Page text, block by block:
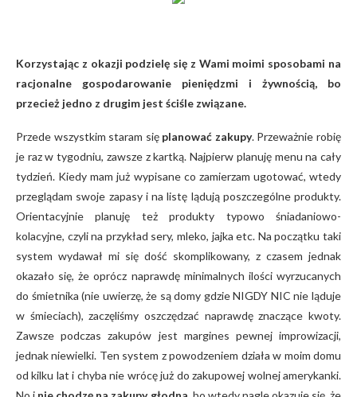
Korzystając z okazji podzielę się z Wami moimi sposobami na
racjonalne gospodarowanie pieniędzmi i żywnością, bo
przecież jedno z drugim jest ściśle związane.
Przede wszystkim staram się planować zakupy. Przeważnie robię
je raz w tygodniu, zawsze z kartką. Najpierw planuję menu na cały
tydzień. Kiedy mam już wypisane co zamierzam ugotować, wtedy
przeglądam swoje zapasy i na listę lądują poszczególne produkty.
Orientacyjnie planuję też produkty typowo śniadaniowo-
kolacyjne, czyli na przykład sery, mleko, jajka etc. Na początku taki
system wydawał mi się dość skomplikowany, z czasem jednak
okazało się, że oprócz naprawdę minimalnych ilości wyrzucanych
do śmietnika (nie uwierzę, że są domy gdzie NIGDY NIC nie ląduje
w śmieciach), zaczęliśmy oszczędzać naprawdę znaczące kwoty.
Zawsze podczas zakupów jest margines pewnej improwizacji,
jednak niewielki. Ten system z powodzeniem działa w moim domu
od kilku lat i chyba nie wrócę już do zakupowej wolnej amerykanki.